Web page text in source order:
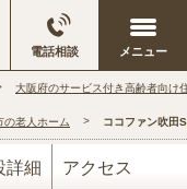
電話相談
大阪府のサービス付き高齢者向け
の老人ホーム ココファン吹田
詳細 アクセス